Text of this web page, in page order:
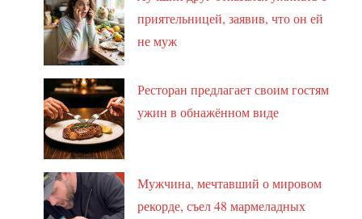
приятельницей, заявив, что он ей
не муж
Ресторан предлагает своим гостям
ужин в обнажённом виде
Мужчина, мечтавший о мировом
рекорде, съел 48 мармеладных